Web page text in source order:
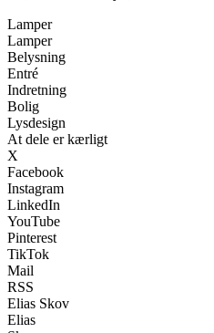
Lamper
Lamper
Belysning
Entré
Indretning
Bolig
Lysdesign
At dele er kærligt
X
Facebook
Instagram
LinkedIn
YouTube
Pinterest
TikTok
Mail
RSS
Elias Skov
Elias